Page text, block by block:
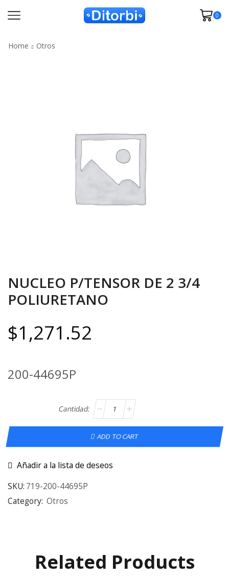
0
Home Otros
NUCLEO P/TENSOR DE 2 3/4
POLIURETANO
$1,271.52
200-44695P
ADD TO CART
Añadir a la lista de deseos
SKU: 719-200-44695P
Category: Otros
Related Products